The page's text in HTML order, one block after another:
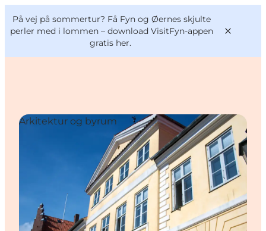
På vej på sommertur? Få Fyn og Øernes skjulte
perler med i lommen – download VisitFyn-appen
gratis her.
Oplevelser
Mad og drikke
Overnatning
Book lokale oplevelser
VisitFyn
Deutsch
Arkitektur og byrum